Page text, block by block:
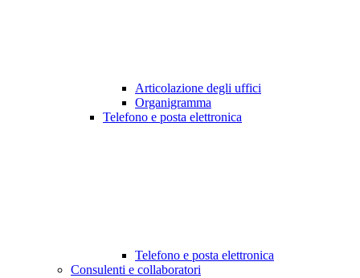
Articolazione degli uffici
Organigramma
Telefono e posta elettronica
Telefono e posta elettronica
Consulenti e collaboratori